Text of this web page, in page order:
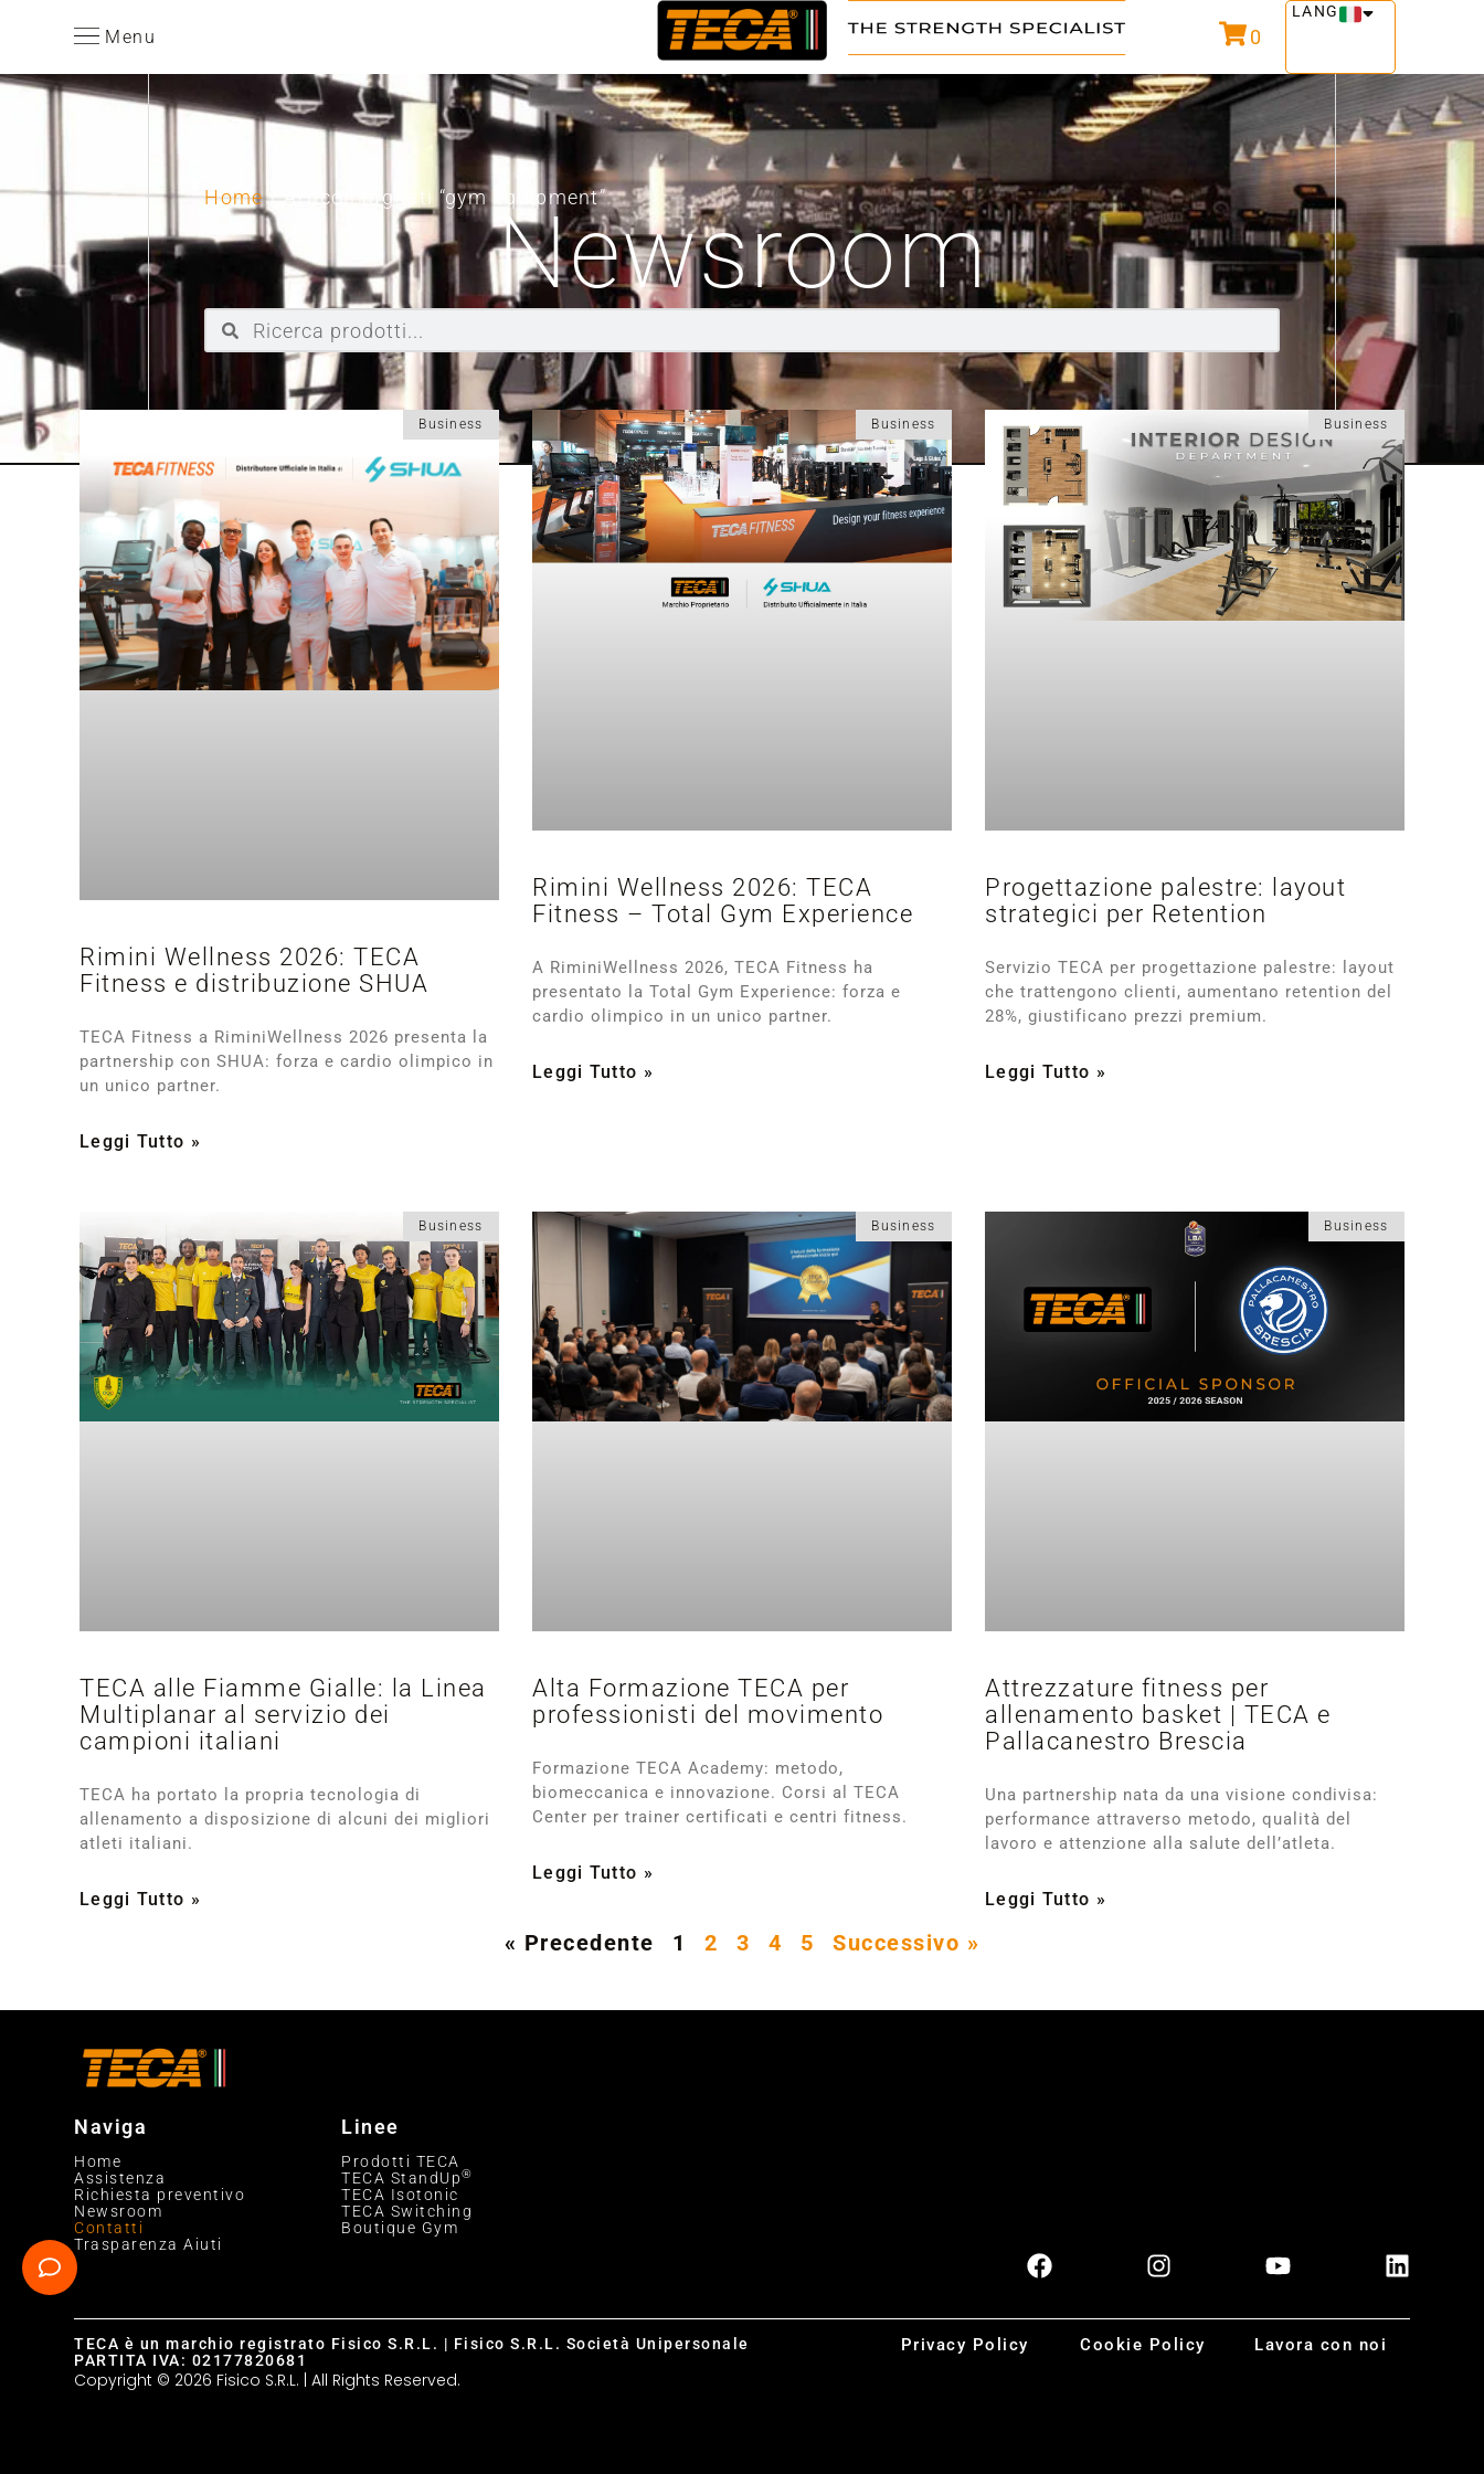
Menu 0
LANG
Home/ Articoli taggati “gym equipment”Newsroom
Business
Rimini Wellness 2026: TECA
Fitness e distribuzione SHUA
TECA Fitness a RiminiWellness 2026 presenta la
partnership con SHUA: forza e cardio olimpico in
un unico partner.
Leggi Tutto »
Business
Rimini Wellness 2026: TECA
Fitness – Total Gym Experience
A RiminiWellness 2026, TECA Fitness ha
presentato la Total Gym Experience: forza e
cardio olimpico in un unico partner.
Leggi Tutto »
Business
Progettazione palestre: layout
strategici per Retention
Servizio TECA per progettazione palestre: layout
che trattengono clienti, aumentano retention del
28%, giustificano prezzi premium.
Leggi Tutto »
Business
TECA alle Fiamme Gialle: la Linea
Multiplanar al servizio dei
campioni italiani
TECA ha portato la propria tecnologia di
allenamento a disposizione di alcuni dei migliori
atleti italiani.
Leggi Tutto »
Business
Alta Formazione TECA per
professionisti del movimento
Formazione TECA Academy: metodo,
biomeccanica e innovazione. Corsi al TECA
Center per trainer certificati e centri fitness.
Leggi Tutto »
Business
Attrezzature fitness per
allenamento basket | TECA e
Pallacanestro Brescia
Una partnership nata da una visione condivisa:
performance attraverso metodo, qualità del
lavoro e attenzione alla salute dell’atleta.
Leggi Tutto »
« Precedente 1 2 3 4 5 Successivo »
Naviga
Home
Assistenza
Richiesta preventivo
Newsroom
Contatti
Trasparenza Aiuti
Linee
Prodotti TECA
TECA StandUp®
TECA Isotonic
TECA Switching
Boutique Gym
TECA è un marchio registrato Fisico S.R.L. | Fisico S.R.L. Società Unipersonale
PARTITA IVA: 02177820681
Copyright © 2026 Fisico S.R.L. | All Rights Reserved.
Privacy Policy Cookie Policy Lavora con noi